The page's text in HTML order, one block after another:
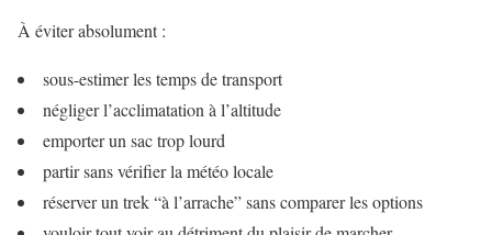
À éviter absolument :
sous-estimer les temps de transport
négliger l’acclimatation à l’altitude
emporter un sac trop lourd
partir sans vérifier la météo locale
réserver un trek “à l’arrache” sans comparer les options